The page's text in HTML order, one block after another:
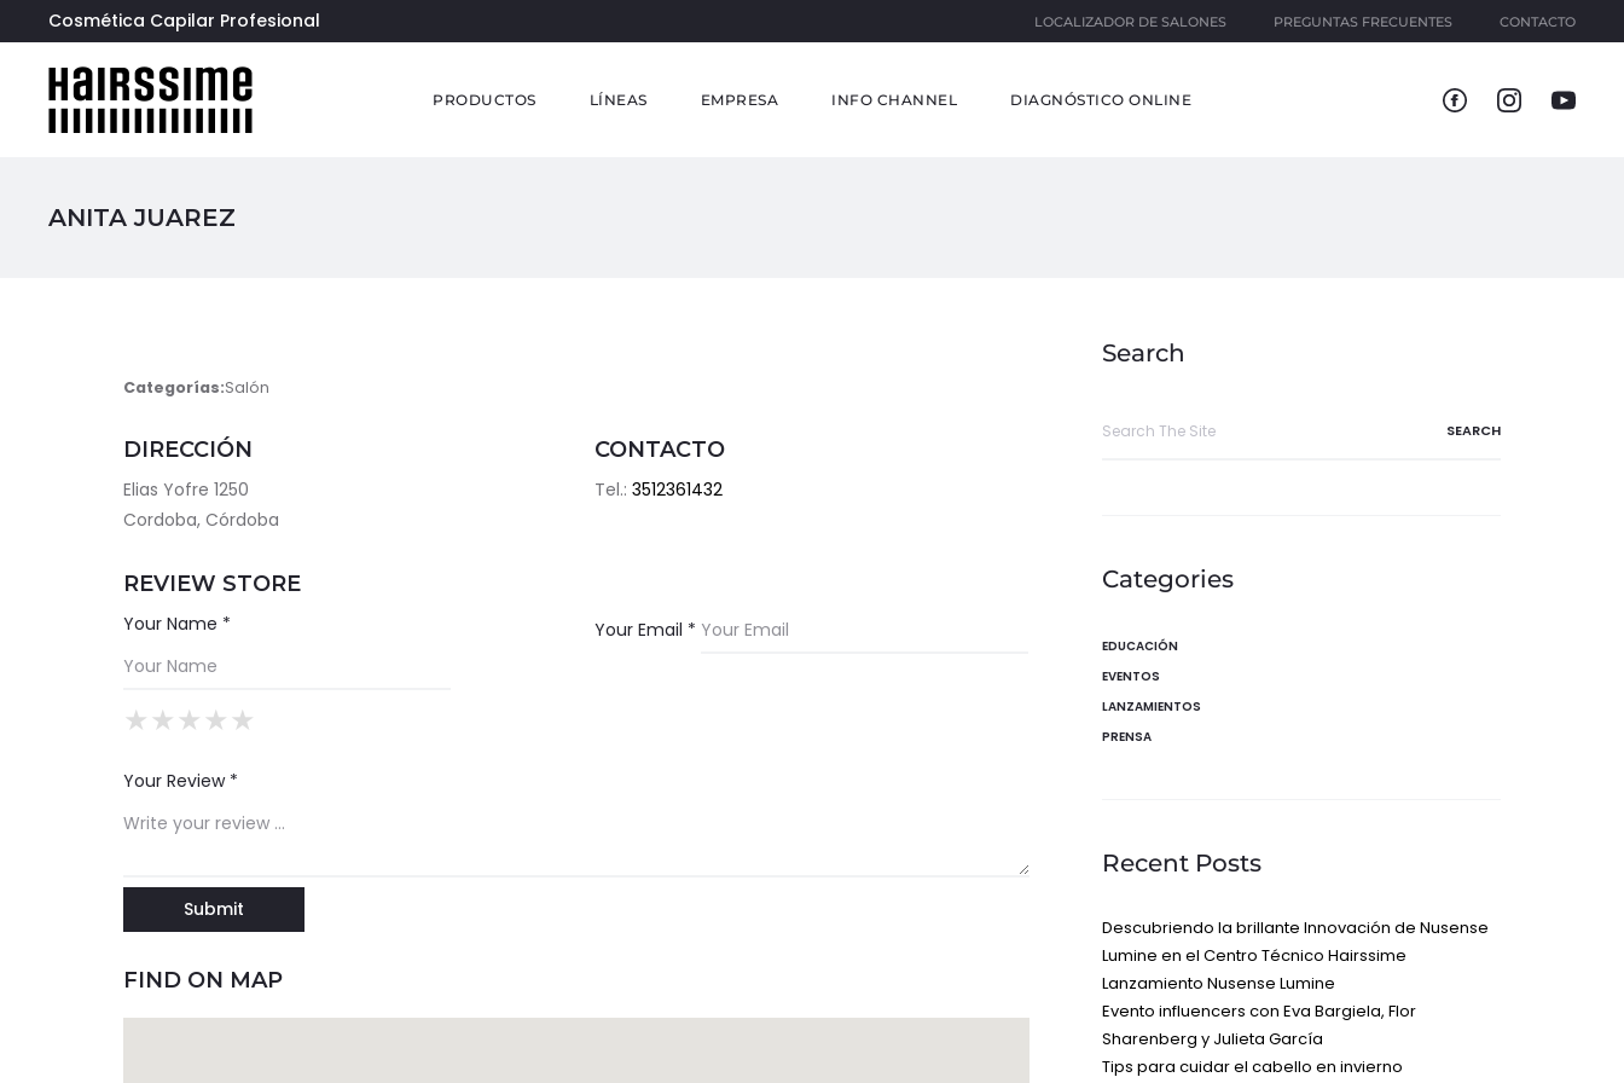
Cosmética Capilar Profesional LOCALIZADOR DE SALONES PREGUNTAS FRECUENTES CONTACTO
PRODUCTOS LÍNEAS EMPRESA INFO CHANNEL DIAGNÓSTICO ONLINE
ANITA JUAREZ
Categorías:Salón
DIRECCIÓN
Elias Yofre 1250
Cordoba, Córdoba
CONTACTO
Tel.: 3512361432
REVIEW STORE
Your Name * Your Email *
★
★★
★★★
★★★★
★★★★★
Your Review *
FIND ON MAP
Search
Categories
EDUCACIÓN
EVENTOS
LANZAMIENTOS
PRENSA
Recent Posts
Descubriendo la brillante Innovación de Nusense
Lumine en el Centro Técnico Hairssime
Lanzamiento Nusense Lumine
Evento influencers con Eva Bargiela, Flor
Sharenberg y Julieta García
Tips para cuidar el cabello en invierno